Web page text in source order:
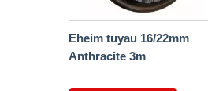
Eheim tuyau 16/22mm
Anthracite 3m